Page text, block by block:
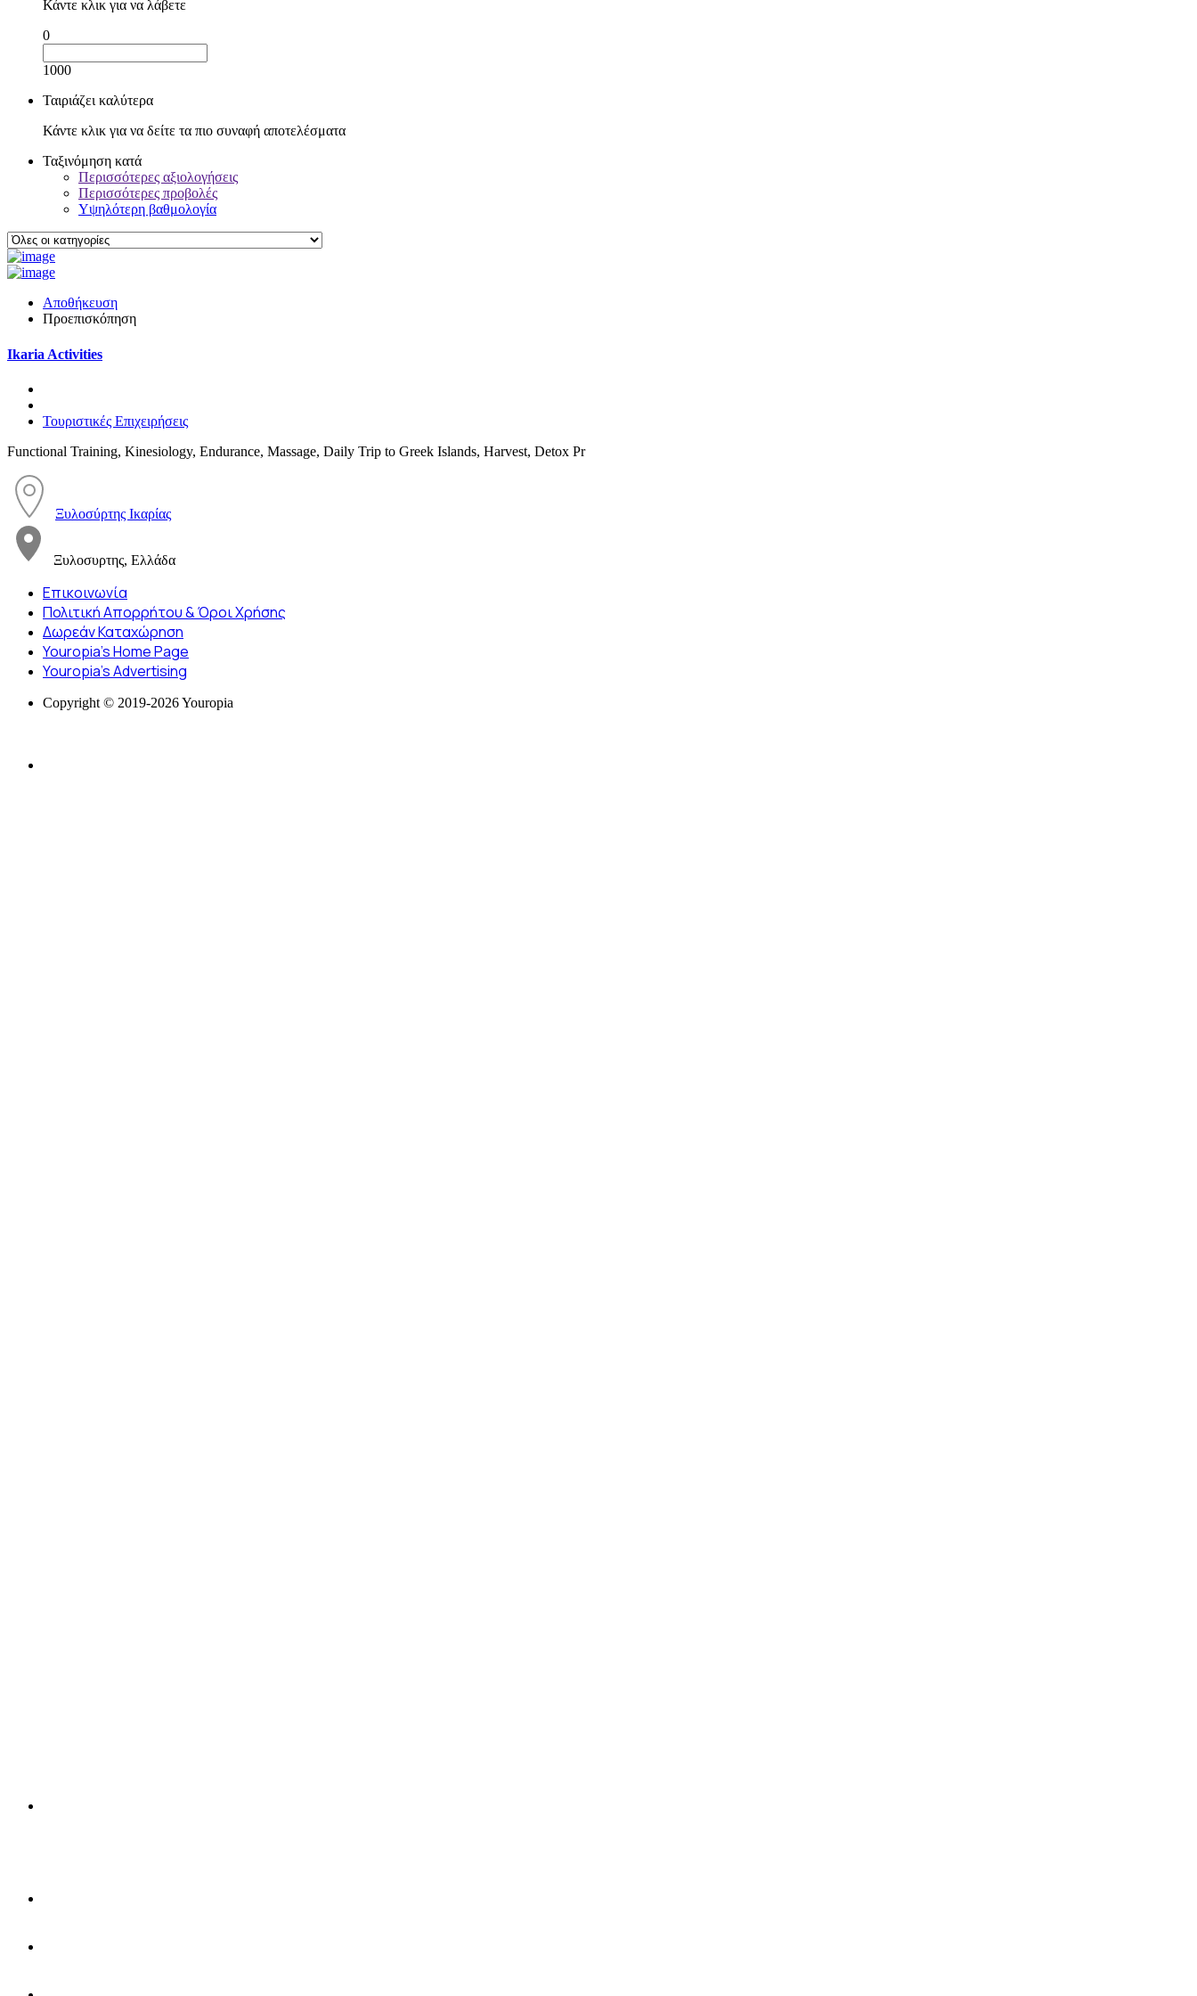
Κάντε κλικ για να λάβετε
0
1000
Ταιριάζει καλύτερα
Κάντε κλικ για να δείτε τα πιο συναφή αποτελέσματα
Ταξινόμηση κατά
Περισσότερες αξιολογήσεις
Περισσότερες προβολές
Υψηλότερη βαθμολογία
Αποθήκευση
Προεπισκόπηση
Ikaria Activities
Τουριστικές Επιχειρήσεις
Functional Training, Kinesiology, Endurance, Massage, Daily Trip to Greek Islands, Harvest, Detox Pr
Ξυλοσύρτης Ικαρίας
Ξυλοσυρτης, Ελλάδα
Επικοινωνία
Πολιτική Απορρήτου & Όροι Χρήσης
Δωρεάν Καταχώρηση
Youropia’s Home Page
Youropia’s Advertising
Copyright © 2019-2026 Youropia